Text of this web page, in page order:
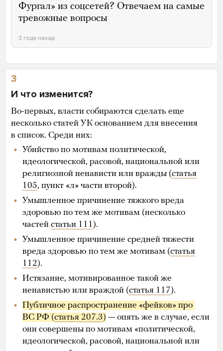
Фургал» из соцсетей? Отвечаем на самые
тревожные вопросы
3 года назад
3
И что изменится?
Во-первых, власти собираются сделать еще
несколько статей УК основанием для внесения
в список. Среди них:
Убийство по мотивам политической,
идеологической, расовой, национальной или
религиозной ненависти или вражды (статья
105, пункт «л» части второй).
Умышленное причинение тяжкого вреда
здоровью по тем же мотивам (несколько
частей статьи 111 ).
Умышленное причинение средней тяжести
вреда здоровью по тем же мотивам (статья
112).
Истязание, мотивированное такой же
ненавистью или враждой (статья 117).
Публичное распространение «фейков» про
ВС РФ (статья 207.3) — опять же в случае, если
они совершены по мотивам «политической,
идеологической, расовой, национальной или